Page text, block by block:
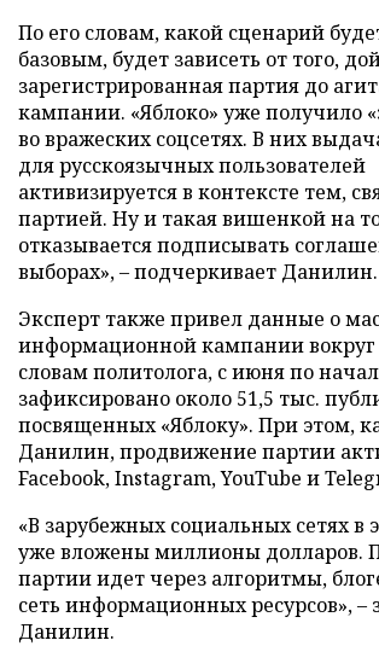
По его словам, какой сценарий
базовым, будет зависеть от того,
зарегистрированная партия до
кампании. «Яблоко» уже получило
во вражеских соцсетях. В них
для русскоязычных пользователей
активизируется в контексте тем,
партией. Ну и такая вишенкой на
отказывается подписывать
выборах», – подчеркивает Данилин.
Эксперт также привел данные о
информационной кампании
словам политолога, с июня по
зафиксировано около 51,5 тыс.
посвященных «Яблоку». При этом,
Данилин, продвижение партии
Facebook, Instagram, YouTube и
«В зарубежных социальных сетях в
уже вложены миллионы долларов.
партии идет через алгоритмы,
сеть информационных ресурсов», –
Данилин.